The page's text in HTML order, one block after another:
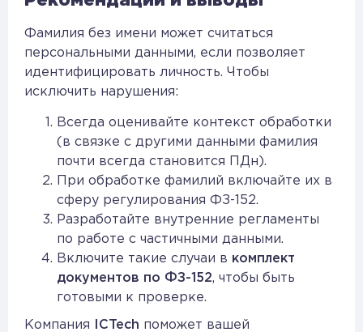
Фамилия без имени может считаться
персональными данными, если позволяет
идентифицировать личность. Чтобы
исключить нарушения:
Всегда оценивайте контекст обработки
(в связке с другими данными фамилия
почти всегда становится ПДн).
При обработке фамилий включайте их в
сферу регулирования ФЗ-152.
Разработайте внутренние регламенты
по работе с частичными данными.
Включите такие случаи в комплект
документов по ФЗ-152, чтобы быть
готовыми к проверке.
Компания ICTech поможет вашей